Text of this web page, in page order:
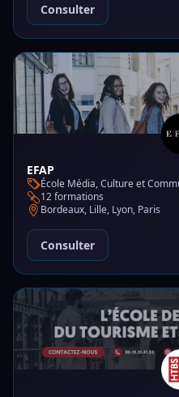
Consulter
EFAP
École Média, Culture et
12 formations
Bordeaux, Lille, Lyon, Paris
Consulter